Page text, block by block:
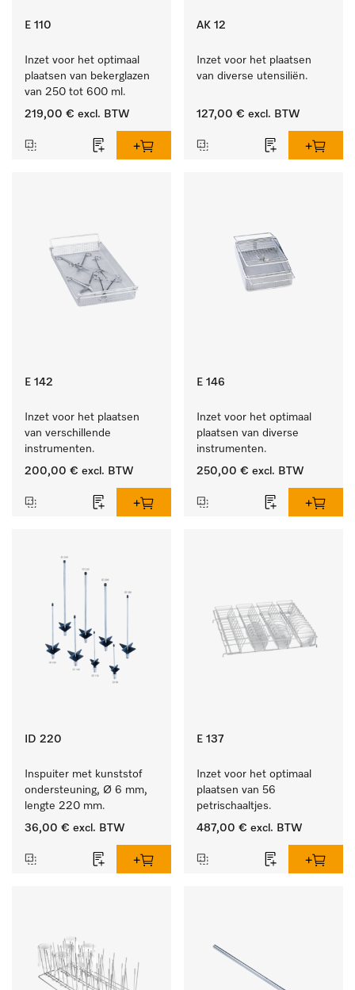
E 110
Inzet voor het optimaal
plaatsen van bekerglazen
van 250 tot 600 ml.
219,00 € excl. BTW
AK 12
Inzet voor het plaatsen
van diverse utensiliën.
127,00 € excl. BTW
E 142
Inzet voor het plaatsen
van verschillende
instrumenten.
200,00 € excl. BTW
E 146
Inzet voor het optimaal
plaatsen van diverse
instrumenten.
250,00 € excl. BTW
ID 220
Inspuiter met kunststof
ondersteuning, Ø 6 mm,
lengte 220 mm.
36,00 € excl. BTW
E 137
Inzet voor het optimaal
plaatsen van 56
petrischaaltjes.
487,00 € excl. BTW